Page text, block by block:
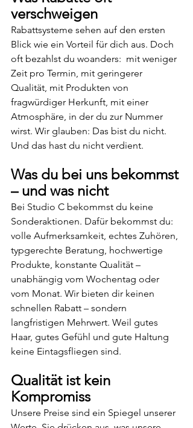
verschweigen
Rabattsysteme sehen auf den ersten
Blick wie ein Vorteil für dich aus. Doch
oft bezahlst du woanders:  mit weniger
Zeit pro Termin, mit geringerer
Qualität, mit Produkten von
fragwürdiger Herkunft, mit einer
Atmosphäre, in der du zur Nummer
wirst. Wir glauben: Das bist du nicht.
Und das hast du nicht verdient.
Was du bei uns bekommst
– und was nicht
Bei Studio C bekommst du keine
Sonderaktionen. Dafür bekommst du:
volle Aufmerksamkeit, echtes Zuhören,
typgerechte Beratung, hochwertige
Produkte, konstante Qualität –
unabhängig vom Wochentag oder
vom Monat. Wir bieten dir keinen
schnellen Rabatt – sondern
langfristigen Mehrwert. Weil gutes
Haar, gutes Gefühl und gute Haltung
keine Eintagsfliegen sind.
Qualität ist kein
Kompromiss
Unsere Preise sind ein Spiegel unserer